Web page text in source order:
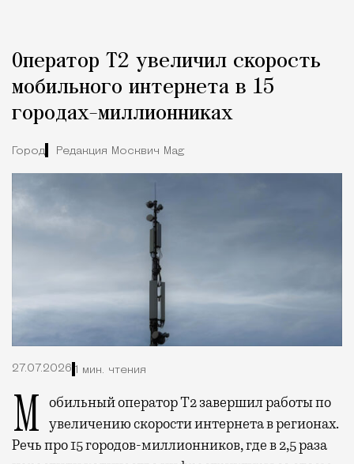
Оператор Т2 увеличил скорость
мобильного интернета в 15
городах-миллионниках
Город Редакция Москвич Mag
27.07.2026 1 мин. чтения
Мобильный оператор Т2 завершил работы по увеличению скорости интернета в регионах.
Речь про 15 городов-миллионников, где в 2,5 раза